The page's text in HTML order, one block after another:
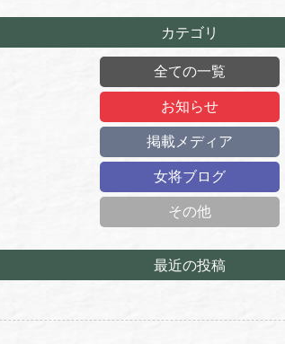
カテゴリ
全ての一覧
お知らせ
掲載メディア
女将ブログ
その他
最近の投稿